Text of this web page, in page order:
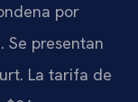
por
Se presentan
La tarifa de